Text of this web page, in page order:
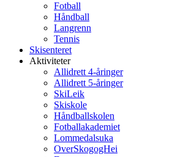
Fotball
Håndball
Langrenn
Tennis
Skisenteret
Aktiviteter
Allidrett 4-åringer
Allidrett 5-åringer
SkiLeik
Skiskole
Håndballskolen
Fotballakademiet
Lommedalsuka
OverSkogogHei